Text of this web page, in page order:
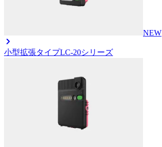
NEW
小型拡張タイプLC-20シリーズ